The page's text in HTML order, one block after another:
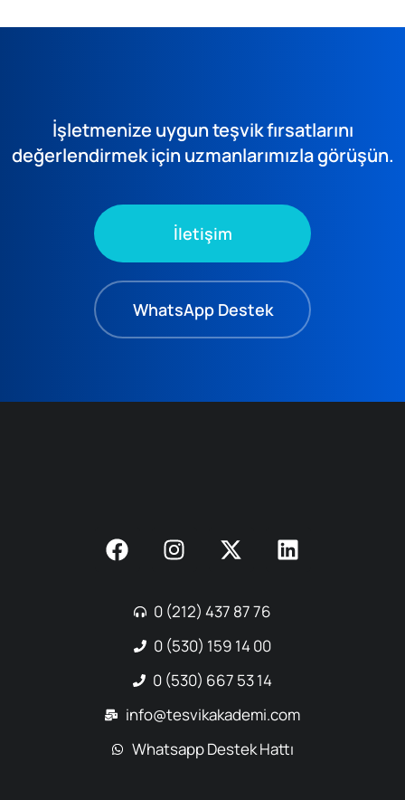
İşletmenize uygun teşvik fırsatlarını
değerlendirmek için uzmanlarımızla görüşün.
İletişim
WhatsApp Destek
0 (212) 437 87 76
0 (530) 159 14 00
0 (530) 667 53 14
info@tesvikakademi.com
Whatsapp Destek Hattı